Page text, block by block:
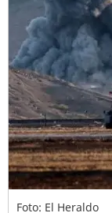
Foto: El Heraldo